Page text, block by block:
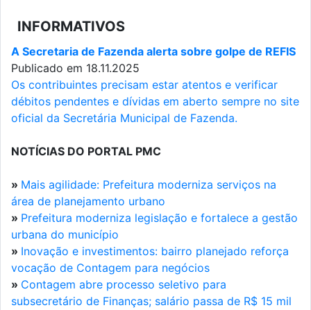
INFORMATIVOS
A Secretaria de Fazenda alerta sobre golpe de REFIS
Publicado em 18.11.2025
Os contribuintes precisam estar atentos e verificar
débitos pendentes e dívidas em aberto sempre no site
oficial da Secretária Municipal de Fazenda.
NOTÍCIAS DO PORTAL PMC
» Mais agilidade: Prefeitura moderniza serviços na
área de planejamento urbano
» Prefeitura moderniza legislação e fortalece a gestão
urbana do município
» Inovação e investimentos: bairro planejado reforça
vocação de Contagem para negócios
» Contagem abre processo seletivo para
subsecretário de Finanças; salário passa de R$ 15 mil